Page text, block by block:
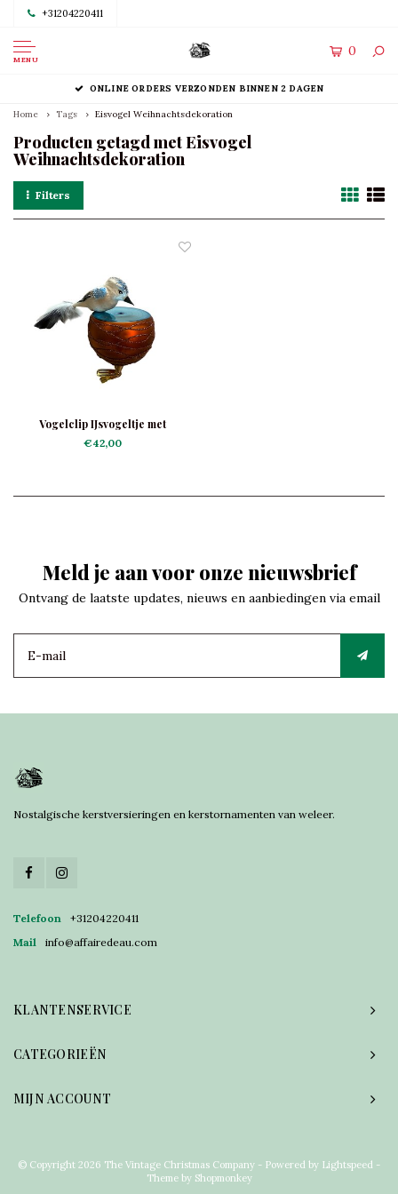
+31204220411
MENU
0
ONLINE ORDERS VERZONDEN BINNEN 2 DAGEN
Home Tags Eisvogel Weihnachtsdekoration
Producten getagd met Eisvogel
Weihnachtsdekoration
Filters
Vogelclip IJsvogeltje met
Drinkbak
€42,00
Meld je aan voor onze nieuwsbrief
Ontvang de laatste updates, nieuws en aanbiedingen via email
Nostalgische kerstversieringen en kerstornamenten van weleer.
Telefoon
+31204220411
Mail
info@affairedeau.com
KLANTENSERVICE
CATEGORIEËN
MIJN ACCOUNT
© Copyright 2026 The Vintage Christmas Company - Powered by Lightspeed -
Theme by Shopmonkey